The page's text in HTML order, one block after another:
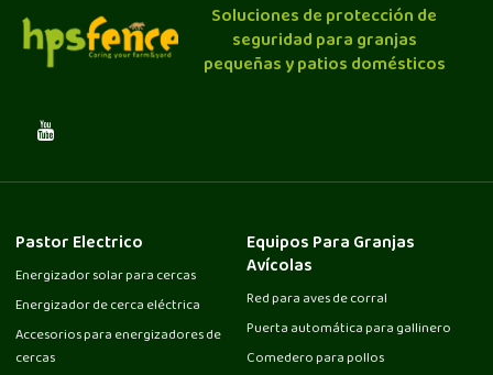
Soluciones de protección de
seguridad para granjas
pequeñas y patios domésticos
Pastor Electrico
Energizador solar para cercas
Energizador de cerca eléctrica
Accesorios para energizadores de
cercas
Equipos Para Granjas
Avícolas
Red para aves de corral
Puerta automática para gallinero
Comedero para pollos